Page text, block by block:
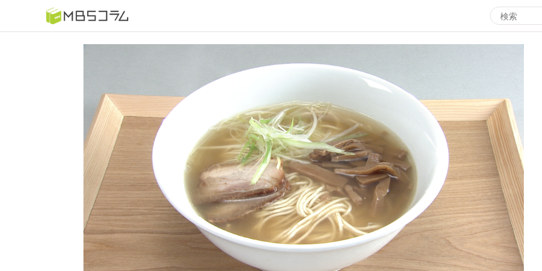
番組コラムから探す
もう一度楽しむプレバト サタプラ ～気になる情報をちょこっとプラス～
推しといつまでも 月曜の蛙、大海を知る。
何が起こるかホンマにわからん！？「ごぶごぶ」のトリ
情熱大陸を読む
痛快！明石家電視台に、エエ話はいらんねん！
池上彰のニュース解説が読める！「生！池上彰×山里亮
太」
5分で読める！教えてもらう前と後